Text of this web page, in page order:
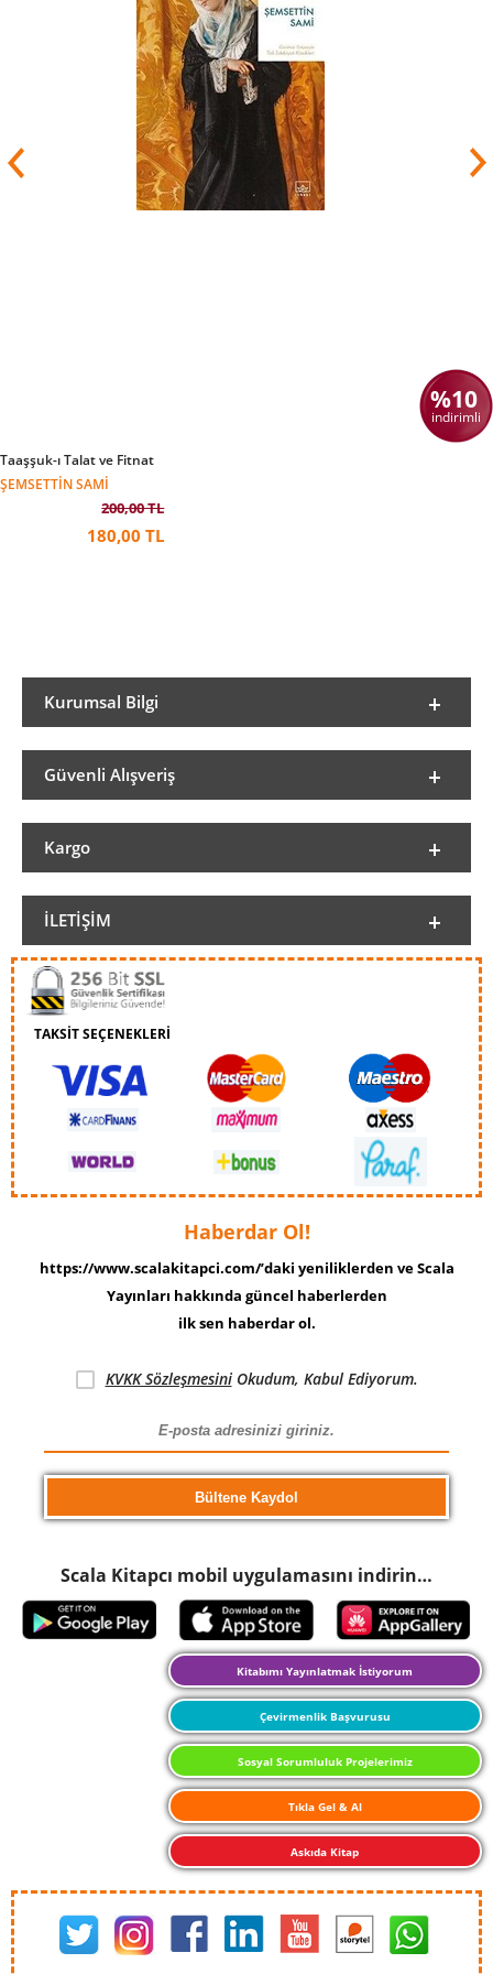
%10
indirimli
Taaşşuk-ı Talat ve Fitnat
ŞEMSETTIN SAMI
200,00 TL
180,00 TL
Kurumsal Bilgi
Güvenli Alışveriş
Kargo
İLETIŞIM
TAKSİT SEÇENEKLERİ
Haberdar Ol!
https://www.scalakitapci.com/’daki yeniliklerden ve Scala
Yayınları hakkında güncel haberlerden
ilk sen haberdar ol.
KVKK SözleşmesiniOkudum, Kabul Ediyorum.
Scala Kitapcı mobil uygulamasını indirin…
Kitabımı Yayınlatmak İstiyorum
Çevirmenlik Başvurusu
Sosyal Sorumluluk Projelerimiz
Tıkla Gel & Al
Askıda Kitap